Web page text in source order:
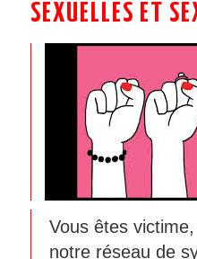
SEXUELLES ET
Vous êtes
notre réseau de